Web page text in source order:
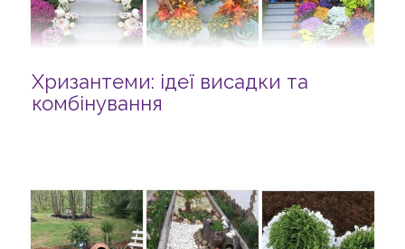
Хризантеми: ідеї висадки та
комбінування